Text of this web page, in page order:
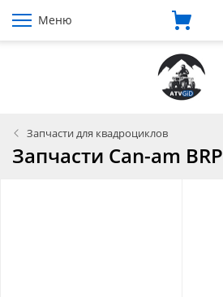
Меню
Запчасти для квадроциклов
Запчасти Can-am BRP